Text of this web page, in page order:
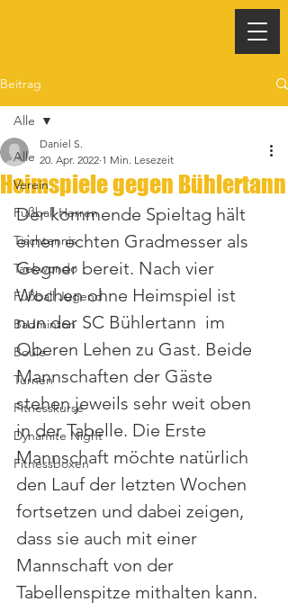
Beitrag
Alle
Verein
Fußball Herren
Tischtennis
Taekwondo
Fußball Jugend
Badminton
Boule
Turnen
Fitnesskurse
Dynamite Night
Fitnessboxen
Alle
Heimspiele gegen Bühlertann
Daniel S.
20. Apr. 2022 1 Min. Lesezeit
Der kommende Spieltag hält
einen echten Gradmesser als
Gegner bereit. Nach vier
Wochen ohne Heimspiel ist
nun der SC Bühlertann  im
Oberen Lehen zu Gast. Beide
Mannschaften der Gäste
stehen jeweils sehr weit oben
in der Tabelle. Die Erste
Mannschaft möchte natürlich
den Lauf der letzten Wochen
fortsetzen und dabei zeigen,
dass sie auch mit einer
Mannschaft von der
Tabellenspitze mithalten kann.